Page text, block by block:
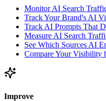
Monitor AI Search
Track Your Brand's AI
Track AI Prompts That
Measure AI Search
See Which Sources AI
Compare Your Visibility
Improve